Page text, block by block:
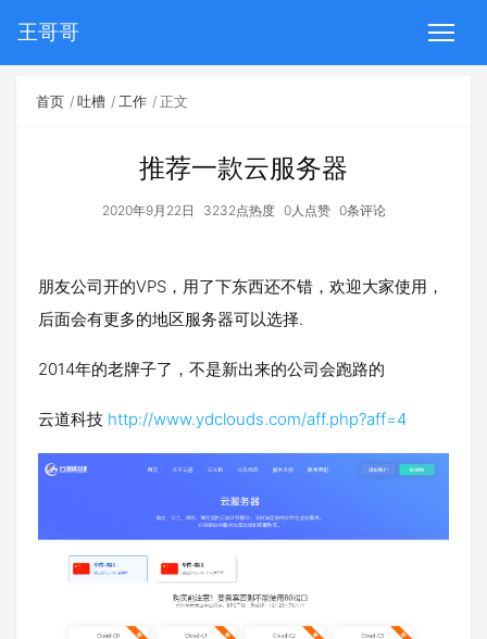
王哥哥
首页 吐槽 工作 正文
推荐一款云服务器
2020年9月22日 3232点热度 0人点赞 0条评论
朋友公司开的VPS，用了下东西还不错，欢迎大家使用，
后面会有更多的地区服务器可以选择.
2014年的老牌子了，不是新出来的公司会跑路的
云道科技 http://www.ydclouds.com/aff.php?aff=4